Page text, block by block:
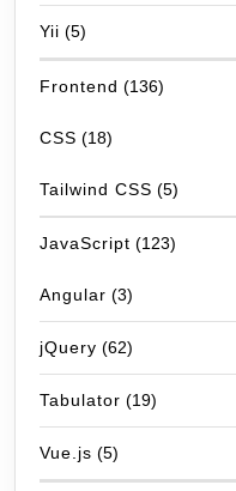
Yii (5)
Frontend (136)
CSS (18)
Tailwind CSS (5)
JavaScript (123)
Angular (3)
jQuery (62)
Tabulator (19)
Vue.js (5)